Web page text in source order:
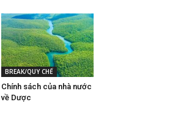
BREAK/QUY CHẾ
Chính sách của nhà nước
về Dược